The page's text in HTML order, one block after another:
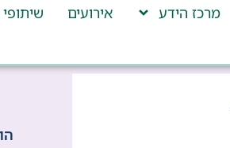
מרכז הידע אירועים